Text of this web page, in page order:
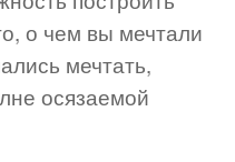
о чем вы мечтали
мечтать,
осязаемой